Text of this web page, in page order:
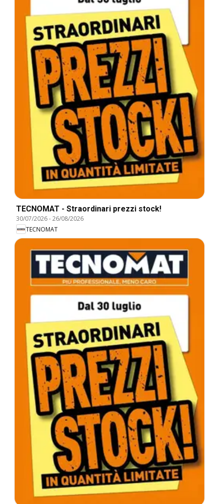
TECNOMAT - Straordinari prezzi stock!
30/07/2026-26/08/2026
TECNOMAT